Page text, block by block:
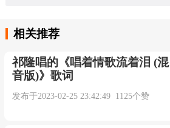
语言：国语
时长：04:12秒
相关推荐
祁隆唱的《唱着情歌流着泪 (混
音版)》歌词
发布于2023-02-25 23:42:49 1125个赞